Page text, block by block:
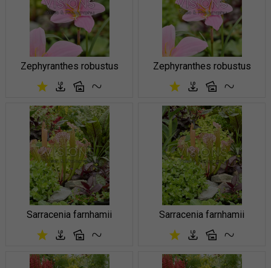
Zephyranthes robustus Zephyranthes robustus
Sarracenia farnhamii Sarracenia farnhamii